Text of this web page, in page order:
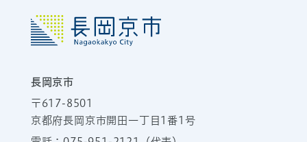
長岡京市
〒617-8501
京都府長岡京市開田一丁目1番1号